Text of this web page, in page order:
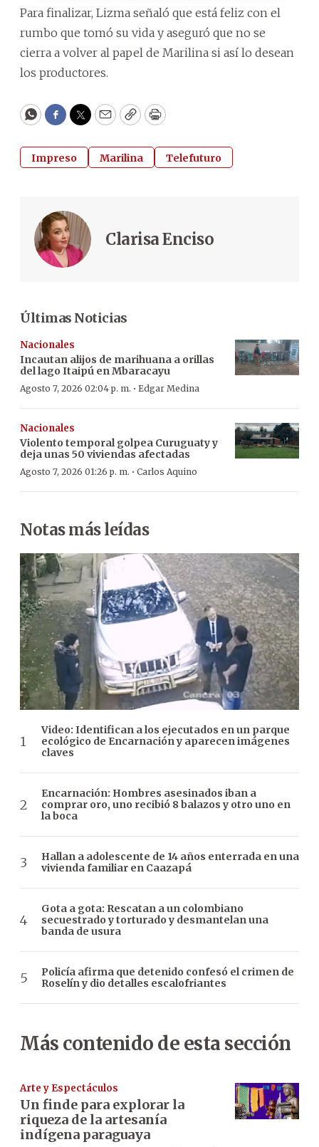
Para finalizar, Lizma señaló que está feliz con el
rumbo que tomó su vida y aseguró que no se
cierra a volver al papel de Marilina si así lo desean
los productores.
WhatsApp
Facebook
Twitter
EmailCopyPrint
Impreso Marilina Telefuturo
Clarisa Enciso
Últimas Noticias
Nacionales
Incautan alijos de marihuana a orillas
del lago Itaipú en Mbaracayu
Agosto 7, 2026 02:04 p. m. · Edgar Medina
Nacionales
Violento temporal golpea Curuguaty y
deja unas 50 viviendas afectadas
Agosto 7, 2026 01:26 p. m. · Carlos Aquino
Notas más leídas
Video: Identifican a los ejecutados en un parque
ecológico de Encarnación y aparecen imágenes
claves
Encarnación: Hombres asesinados iban a
comprar oro, uno recibió 8 balazos y otro uno en
la boca
Hallan a adolescente de 14 años enterrada en una
vivienda familiar en Caazapá
Gota a gota: Rescatan a un colombiano
secuestrado y torturado y desmantelan una
banda de usura
Policía afirma que detenido confesó el crimen de
Roselín y dio detalles escalofriantes
Más contenido de esta sección
Arte y Espectáculos
Un finde para explorar la
riqueza de la artesanía
indígena paraguaya